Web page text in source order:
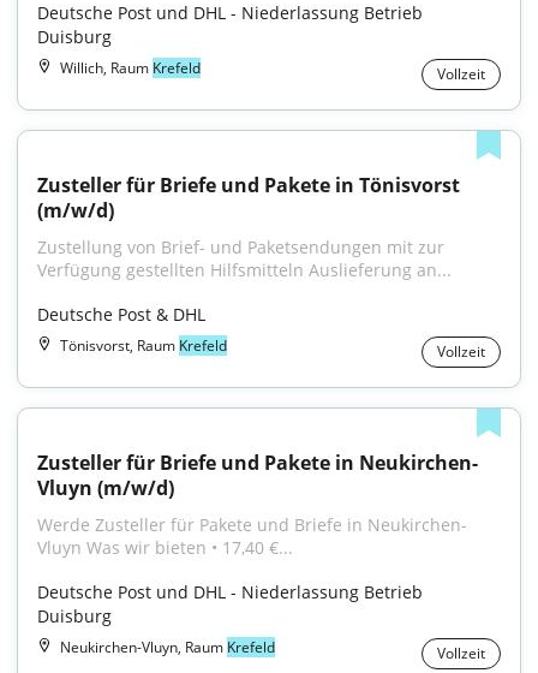
Deutsche Post und DHL - Niederlassung Betrieb
Duisburg
Willich, Raum Krefeld Vollzeit
Zusteller für Briefe und Pakete in Tönisvorst
(m/w/d)
Zustellung von Brief- und Paketsendungen mit zur
Verfügung gestellten Hilfsmitteln Auslieferung an...
Deutsche Post & DHL
Tönisvorst, Raum Krefeld Vollzeit
Zusteller für Briefe und Pakete in Neukirchen-
Vluyn (m/w/d)
Werde Zusteller für Pakete und Briefe in Neukirchen-
Vluyn Was wir bieten • 17,40 €...
Deutsche Post und DHL - Niederlassung Betrieb
Duisburg
Neukirchen-Vluyn, Raum Krefeld Vollzeit